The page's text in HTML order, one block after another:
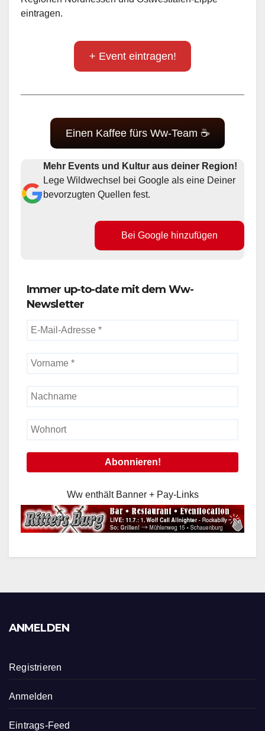
eintragen.
+ Event eintragen!
Einen Kaffee fürs Ww-Team ☕
Mehr Events und Kultur aus deiner Region!
Lege Wildwechsel bei Google als eine Deiner
bevorzugten Quellen fest.
Bei Google hinzufügen
Immer up-to-date mit dem Ww-
Newsletter
Ww enthält Banner + Pay-Links
ANMELDEN
Registrieren
Anmelden
Eintrags-Feed